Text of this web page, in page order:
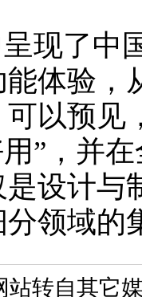
现了中
体验，
以预见
”，并
设计与
领域的
站转自其它